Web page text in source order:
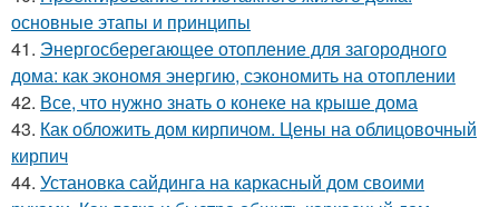
основные этапы и принципы
41. Энергосберегающее отопление для загородного
дома: как экономя энергию, сэкономить на отоплении
42. Все, что нужно знать о конеке на крыше дома
43. Как обложить дом кирпичом. Цены на облицовочный
кирпич
44. Установка сайдинга на каркасный дом своими